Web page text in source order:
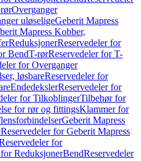
Overganger
uløseligeGeberit Mapress
Mapress Kobber,
ReduksjonerReservedeler for
BendT-rørReservedeler for T-
for Overganger
løsbareReservedeler for
EndedekslerReservedeler for
for TilkoblingerTilbehør for
for rør og fittingsKlammer for
Geberit Mapress
Reservedeler for Geberit Mapress
for
ReduksjonerBendReservedeler